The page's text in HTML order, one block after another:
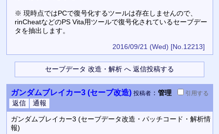
※ 現時点ではPCで復号化するツールは存在しませんので、
rinCheatなどのPS Vita用ツールで復号化されているセーブデー
タを抽出します。
2016/09/21 (Wed) [No.12213]
ガンダムブレイカー3 (セーブ改造) 投稿者： 管理 引用する
ガンダムブレイカー3 (セーブデータ改造・パッチコード・解析情
報)